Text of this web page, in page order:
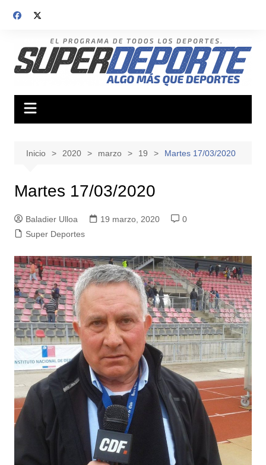
Inicio 2020 marzo 19 Martes 17/03/2020
Martes 17/03/2020
Baladier Ulloa 19 marzo, 2020
0
Super Deportes